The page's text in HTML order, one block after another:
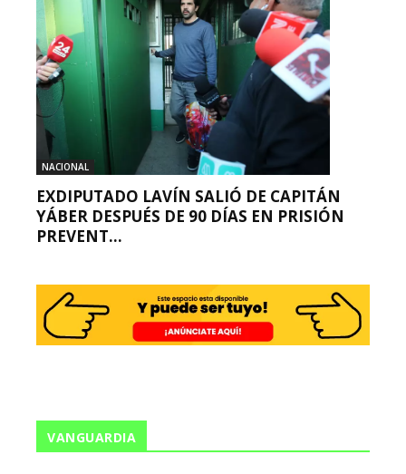
NACIONAL
EXDIPUTADO LAVÍN SALIÓ DE CAPITÁN
YÁBER DESPUÉS DE 90 DÍAS EN PRISIÓN
PREVENT...
VANGUARDIA